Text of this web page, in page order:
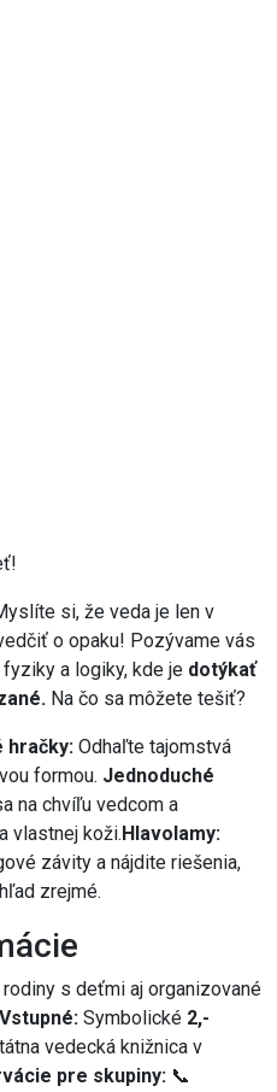
si, že veda je len v
o opaku! Pozývame vás
a logiky, kde je dotýkať
Na čo sa môžete tešiť?
hračky: Odhaľte tajomstvá
formou. Jednoduché
na chvíľu vedcom a
vlastnej koži. Hlavolamy:
závity a nájdite riešenia,
zrejmé.
s deťmi aj organizované
Vstupné: Symbolické 2,-
vedecká knižnica v
pre skupiny: 📞